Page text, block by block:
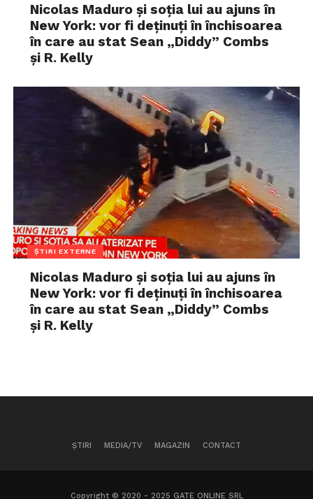
Nicolas Maduro și soția lui au ajuns în
New York: vor fi deținuți în închisoarea
în care au stat Sean „Diddy” Combs
și R. Kelly
ȘTIRI EXTERNE
Nicolas Maduro și soția lui au ajuns în
New York: vor fi deținuți în închisoarea
în care au stat Sean „Diddy” Combs
și R. Kelly
ȘTIRI MEDIA/TV MAGAZIN CONTACT
Copyright © 2020 - 2025 GATE ONLINE SRL